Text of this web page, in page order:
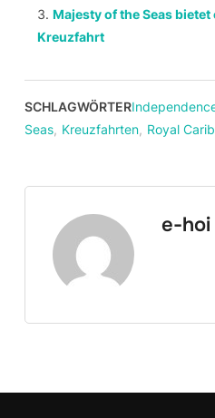
Majesty of the Seas bietet
Kreuzfahrt
SCHLAGWÖRTER
Seas, Kreuzfahrten, Royal
e-hoi